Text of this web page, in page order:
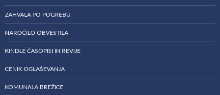
ZAHVALA PO POGREBU
NAROČILO OBVESTILA
KINDLE ČASOPISI IN REVIJE
CENIK OGLAŠEVANJA
KOMUNALA BREŽICE